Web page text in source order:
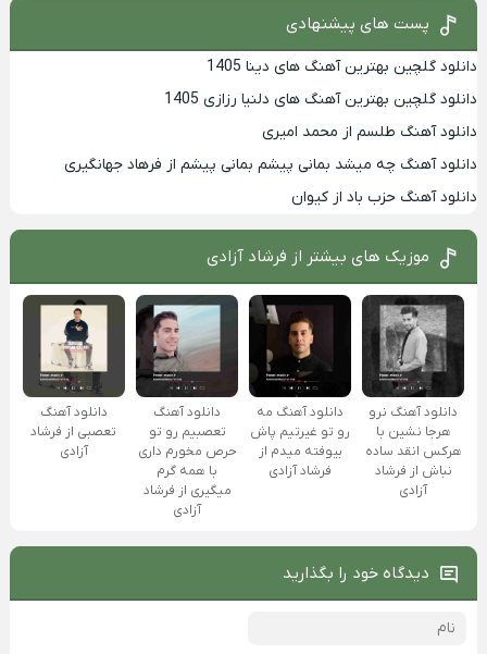
پست های پیشنهادی
دانلود گلچین بهترین آهنگ های دینا 1405
دانلود گلچین بهترین آهنگ های دلنیا رزازی 1405
دانلود آهنگ طلسم از محمد امیری
دانلود آهنگ چه میشد بمانی پیشم بمانی پیشم از فرهاد جهانگیری
دانلود آهنگ حزب باد از کیوان
موزیک های بیشتر از فرشاد آزادی
دانلود آهنگ نرو
هرجا نشین با
هرکس انقد ساده
نباش از فرشاد
آزادی
دانلود آهنگ مه
رو تو غیرتیم پاش
بیوفته میدم از
فرشاد آزادی
دانلود آهنگ
تعصبیم رو تو
حرص مخورم داری
با همه گرم
میگیری از فرشاد
آزادی
دانلود آهنگ
تعصبی از فرشاد
آزادی
دیدگاه خود را بگذارید